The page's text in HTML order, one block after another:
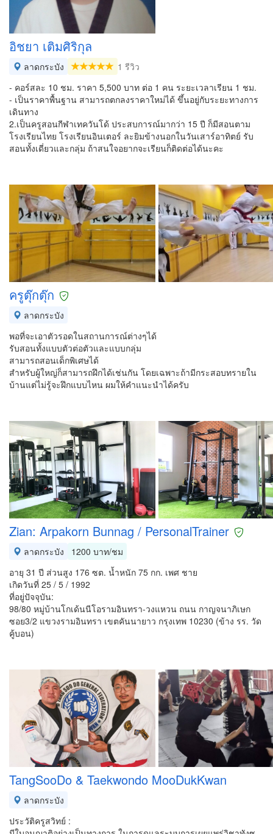
อิชยา เติมศิริกุล
ลาดกระบัง
1 รีวิว
- คอร์สละ 10 ชม. ราคา 5,500 บาท ต่อ 1 คน ระยะเวลาเรียน 1 ชม.
- เป็นราคาพื้นฐาน สามารถตกลงราคาใหม่ได้ ขึ้นอยู่กับระยะทางการ
เดินทาง
2.เป็นครูสอนกีฬาเทควันโด้ ประสบการณ์มากว่า 15 ปี ก็มีสอนตาม
โรงเรียนไทย โรงเรียนอินเตอร์ ละยิมข้างนอกในวันเสาร์อาทิตย์ รับ
สอนทั้งเดี่ยวและกลุ่ม ถ้าสนใจอยากจะเรียนก็ติดต่อได้นะคะ
ครูตุ๊กตุ๊ก
ลาดกระบัง
พอที่จะเอาตัวรอดในสถานการณ์ต่างๆได้
รับสอนทั้งแบบตัวต่อตัวและแบบกลุ่ม
สามารถสอนเด็กพิเศษได้
สำหรับผู้ใหญ่ก็สามารถฝึกได้เช่นกัน โดยเฉพาะถ้ามีกระสอบทรายใน
บ้านแต่ไม่รู้จะฝึกแบบไหน ผมให้คำแนะนำได้ครับ
Zian: Arpakorn Bunnag / PersonalTrainer
ลาดกระบัง
1200 บาท/ชม
อายุ 31 ปี ส่วนสูง 176 ซต. น้ำหนัก 75 กก. เพศ ชาย
เกิดวันที่ 25 / 5 / 1992
ที่อยู่ปัจจุบัน:
98/80 หมู่บ้านโกเด้นนีโอรามอินทรา-วงแหวน ถนน กาญจนาภิเษก
ซอย3/2 แขวงรามอินทรา เขตคันนายาว กรุงเทพ 10230 (ข้าง รร. วัด
คู้บอน)
TangSooDo & Taekwondo MooDukKwan
ลาดกระบัง
ประวัติครูสวิทย์ :